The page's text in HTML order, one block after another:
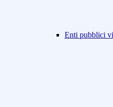
Enti pubblici